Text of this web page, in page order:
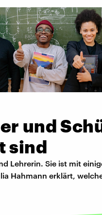
und
sind
Lehrerin. Sie ist mit
Hahmann erklärt,